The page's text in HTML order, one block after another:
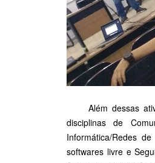
Além dessas
disciplinas de
Informática/Redes
softwares livre e